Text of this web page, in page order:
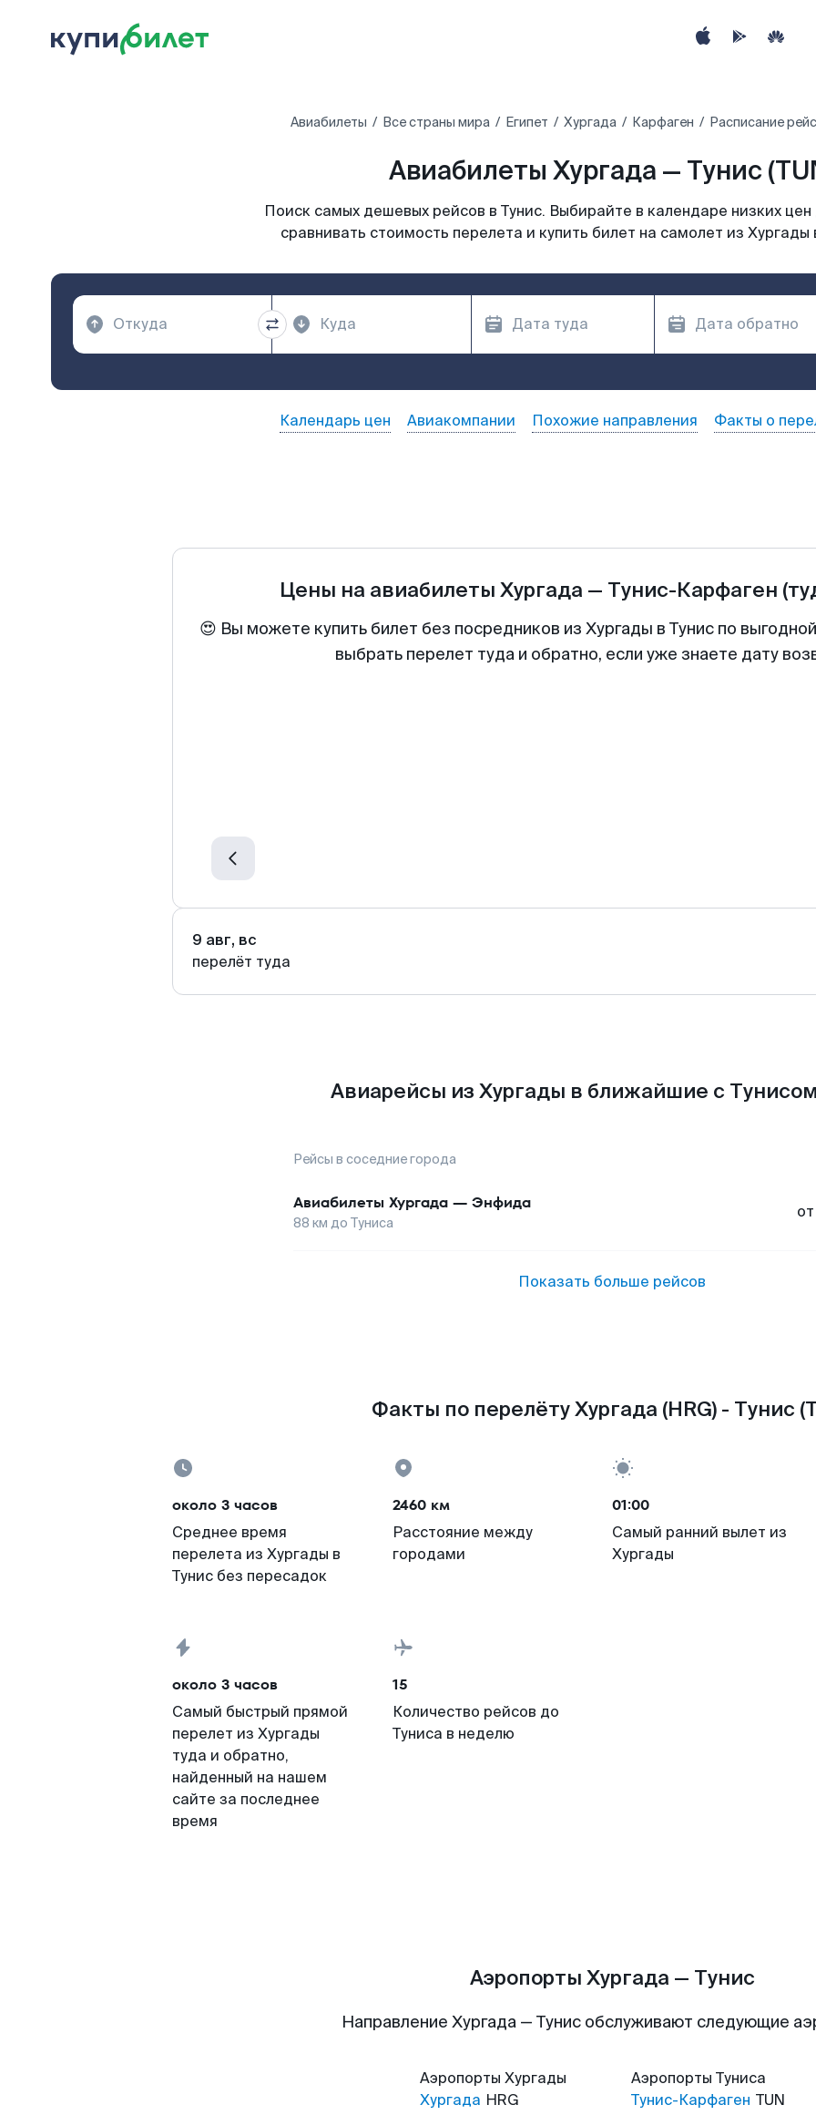
Авиабилеты Все страны мира Египет‎ Хургада Карфаген Расписание
Авиабилеты Хургада — Тунис
Поиск самых дешевых рейсов в Тунис. Выбирайте в календаре низких
сравнивать стоимость перелета и купить билет на самолет из Хургады
Календарь цен Авиакомпании Похожие направления Факты о
Цены на авиабилеты Хургада — Тунис-Карфаген
😍 Вы можете купить билет без посредников из Хургады в Тунис по
выбрать перелет туда и обратно, если уже знаете дату
9 авг, вс
перелёт туда
Авиарейсы из Хургады в ближайшие с
Рейсы в соседние города
Авиабилеты Хургада — Энфида
88 км до Туниса
от
Показать больше рейсов
Факты по перелёту Хургада (HRG) - Тунис
около 3 часов
Среднее время
перелета из Хургады в
Тунис без пересадок
2460 км
Расстояние между
городами
01:00
Самый ранний вылет из
Хургады
около 3 часов
Самый быстрый прямой
перелет из Хургады
туда и обратно,
найденный на нашем
сайте за последнее
время
15
Количество рейсов до
Туниса в неделю
Аэропорты Хургада — Тунис
Направление Хургада — Тунис обслуживают следующие
Аэропорты Хургады
Хургада HRG
Аэропорты Туниса
Тунис-Карфаген TUN